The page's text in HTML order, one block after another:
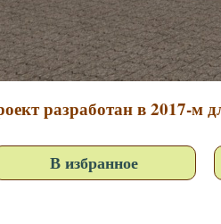
разработан в 2017-м
В избранное